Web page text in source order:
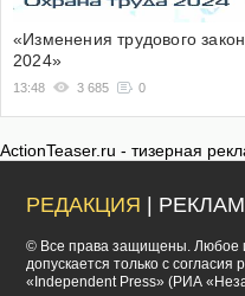
«Изменения трудового
2024»
13:48 3 685 0
ActionTeaser.ru - тизерная
РЕДАКЦИЯ |
© Все права защищены. Любое
допускается только с
«Independent Press» (РИА